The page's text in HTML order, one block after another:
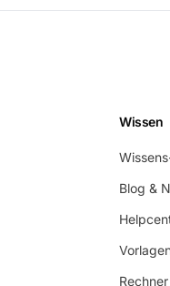
Wissen
Blog &